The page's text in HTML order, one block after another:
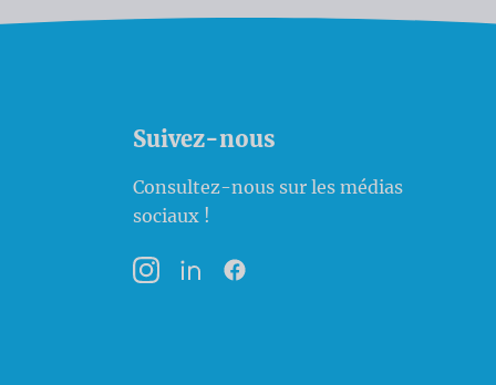
Suivez-nous
Consultez-nous sur les médias
sociaux !
InstagramLinkedInFacebook